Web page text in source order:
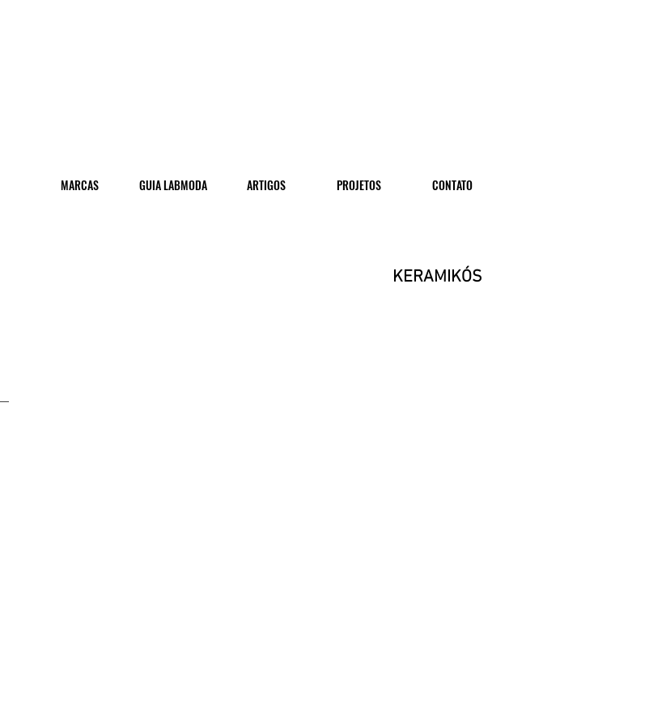
MARCAS GUIA LABMODA ARTIGOS PROJETOS CONTATO
KERAMIKÓS